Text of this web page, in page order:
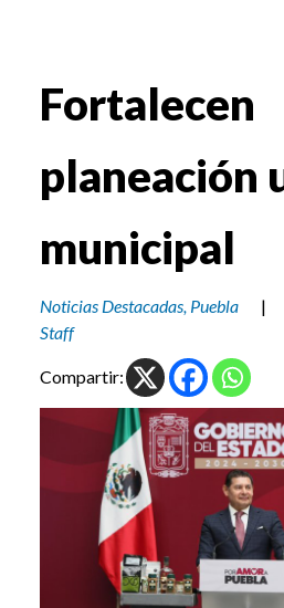
Fortalecen
planeación
municipal
Noticias Destacadas, Puebla |
Staff
Compartir: